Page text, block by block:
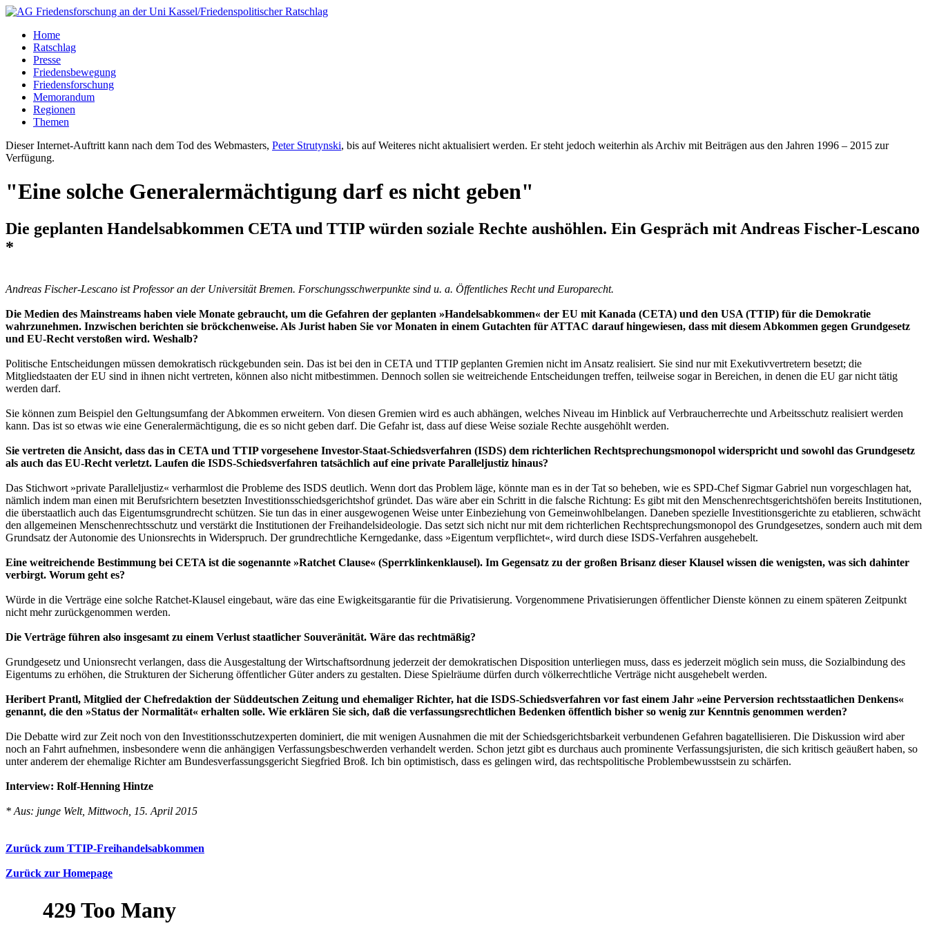
Home
Ratschlag
Presse
Friedensbewegung
Friedensforschung
Memorandum
Regionen
Themen
Dieser Internet-Auftritt kann nach dem Tod des Webmasters, Peter Strutynski, bis auf Weiteres nicht aktualisiert werden. Er steht jedoch weiterhin als Archiv mit Beiträgen aus den Jahren 1996 – 2015 zur
Verfügung.
"Eine solche Generalermächtigung darf es nicht geben"
Die geplanten Handelsabkommen CETA und TTIP würden soziale Rechte aushöhlen. Ein Gespräch mit Andreas Fischer-Lescano
*
Andreas Fischer-Lescano ist Professor an der Universität Bremen. Forschungsschwerpunkte sind u. a. Öffentliches Recht und Europarecht.
Die Medien des Mainstreams haben viele Monate gebraucht, um die Gefahren der geplanten »Handelsabkommen« der EU mit Kanada (CETA) und den USA (TTIP) für die Demokratie
wahrzunehmen. Inzwischen berichten sie bröckchenweise. Als Jurist haben Sie vor Monaten in einem Gutachten für ATTAC darauf hingewiesen, dass mit diesem Abkommen gegen Grundgesetz
und EU-Recht verstoßen wird. Weshalb?
Politische Entscheidungen müssen demokratisch rückgebunden sein. Das ist bei den in CETA und TTIP geplanten Gremien nicht im Ansatz realisiert. Sie sind nur mit Exekutivvertretern besetzt; die
Mitgliedstaaten der EU sind in ihnen nicht vertreten, können also nicht mitbestimmen. Dennoch sollen sie weitreichende Entscheidungen treffen, teilweise sogar in Bereichen, in denen die EU gar nicht tätig
werden darf.
Sie können zum Beispiel den Geltungsumfang der Abkommen erweitern. Von diesen Gremien wird es auch abhängen, welches Niveau im Hinblick auf Verbraucherrechte und Arbeitsschutz realisiert werden
kann. Das ist so etwas wie eine Generalermächtigung, die es so nicht geben darf. Die Gefahr ist, dass auf diese Weise soziale Rechte ausgehöhlt werden.
Sie vertreten die Ansicht, dass das in CETA und TTIP vorgesehene Investor-Staat-Schiedsverfahren (ISDS) dem richterlichen Rechtsprechungsmonopol widerspricht und sowohl das Grundgesetz
als auch das EU-Recht verletzt. Laufen die ISDS-Schiedsverfahren tatsächlich auf eine private Paralleljustiz hinaus?
Das Stichwort »private Paralleljustiz« verharmlost die Probleme des ISDS deutlich. Wenn dort das Problem läge, könnte man es in der Tat so beheben, wie es SPD-Chef Sigmar Gabriel nun vorgeschlagen hat,
nämlich indem man einen mit Berufsrichtern besetzten Investitionsschiedsgerichtshof gründet. Das wäre aber ein Schritt in die falsche Richtung: Es gibt mit den Menschenrechtsgerichtshöfen bereits Institutionen,
die überstaatlich auch das Eigentumsgrundrecht schützen. Sie tun das in einer ausgewogenen Weise unter Einbeziehung von Gemeinwohlbelangen. Daneben spezielle Investitionsgerichte zu etablieren, schwächt
den allgemeinen Menschenrechtsschutz und verstärkt die Institutionen der Freihandelsideologie. Das setzt sich nicht nur mit dem richterlichen Rechtsprechungsmonopol des Grundgesetzes, sondern auch mit dem
Grundsatz der Autonomie des Unionsrechts in Widerspruch. Der grundrechtliche Kerngedanke, dass »Eigentum verpflichtet«, wird durch diese ISDS-Verfahren ausgehebelt.
Eine weitreichende Bestimmung bei CETA ist die sogenannte »Ratchet Clause« (Sperrklinkenklausel). Im Gegensatz zu der großen Brisanz dieser Klausel wissen die wenigsten, was sich dahinter
verbirgt. Worum geht es?
Würde in die Verträge eine solche Ratchet-Klausel eingebaut, wäre das eine Ewigkeitsgarantie für die Privatisierung. Vorgenommene Privatisierungen öffentlicher Dienste können zu einem späteren Zeitpunkt
nicht mehr zurückgenommen werden.
Die Verträge führen also insgesamt zu einem Verlust staatlicher Souveränität. Wäre das rechtmäßig?
Grundgesetz und Unionsrecht verlangen, dass die Ausgestaltung der Wirtschaftsordnung jederzeit der demokratischen Disposition unterliegen muss, dass es jederzeit möglich sein muss, die Sozialbindung des
Eigentums zu erhöhen, die Strukturen der Sicherung öffentlicher Güter anders zu gestalten. Diese Spielräume dürfen durch völkerrechtliche Verträge nicht ausgehebelt werden.
Heribert Prantl, Mitglied der Chefredaktion der Süddeutschen Zeitung und ehemaliger Richter, hat die ISDS-Schiedsverfahren vor fast einem Jahr »eine Perversion rechtsstaatlichen Denkens«
genannt, die den »Status der Normalität« erhalten solle. Wie erklären Sie sich, daß die verfassungsrechtlichen Bedenken öffentlich bisher so wenig zur Kenntnis genommen werden?
Die Debatte wird zur Zeit noch von den Investitionsschutzexperten dominiert, die mit wenigen Ausnahmen die mit der Schiedsgerichtsbarkeit verbundenen Gefahren bagatellisieren. Die Diskussion wird aber
noch an Fahrt aufnehmen, insbesondere wenn die anhängigen Verfassungsbeschwerden verhandelt werden. Schon jetzt gibt es durchaus auch prominente Verfassungsjuristen, die sich kritisch geäußert haben, so
unter anderem der ehemalige Richter am Bundesverfassungsgericht Siegfried Broß. Ich bin optimistisch, dass es gelingen wird, das rechtspolitische Problembewusstsein zu schärfen.
Interview: Rolf-Henning Hintze
* Aus: junge Welt, Mittwoch, 15. April 2015
Zurück zum TTIP-Freihandelsabkommen
Zurück zur Homepage